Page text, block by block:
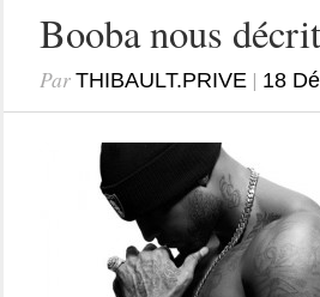
Booba nous
Par THIBAULT.PRIVE| 18